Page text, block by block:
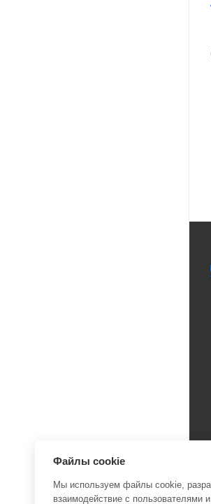
Файлы cookie
Мы используем файлы cookie,
взаимодействие с пользователями